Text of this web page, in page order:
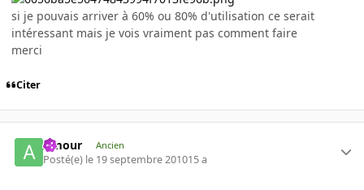
si je pouvais arriver à 60% ou 80% d'utilisation ce serait
intéressant mais je vois vraiment pas comment faire
merci
Citer
Amour Ancien
Posté(e) le 19 septembre 201015 a